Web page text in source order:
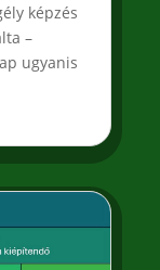
képzés
–
ugyanis